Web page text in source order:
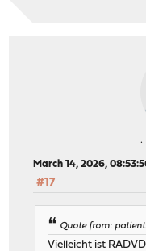
March 14, 2026,
#17
Quote from:
Vielleicht ist